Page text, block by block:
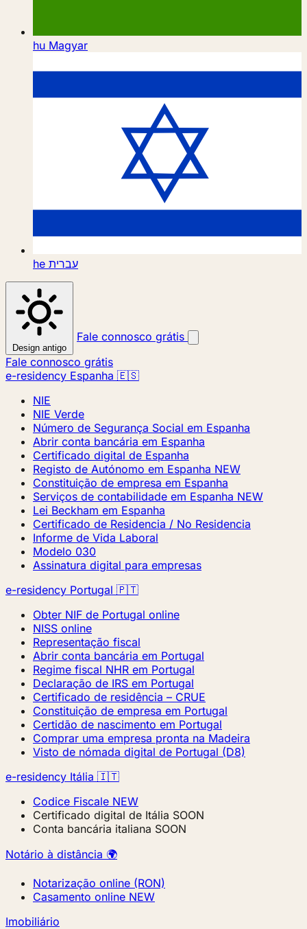
hu Magyar
he עברית
Design antigo
Fale connosco grátis
Fale connosco grátis
e-residency Espanha 🇪🇸
NIE
NIE Verde
Número de Segurança Social em Espanha
Abrir conta bancária em Espanha
Certificado digital de Espanha
Registo de Autónomo em Espanha NEW
Constituição de empresa em Espanha
Serviços de contabilidade em Espanha NEW
Lei Beckham em Espanha
Certificado de Residencia / No Residencia
Informe de Vida Laboral
Modelo 030
Assinatura digital para empresas
e-residency Portugal 🇵🇹
Obter NIF de Portugal online
NISS online
Representação fiscal
Abrir conta bancária em Portugal
Regime fiscal NHR em Portugal
Declaração de IRS em Portugal
Certificado de residência – CRUE
Constituição de empresa em Portugal
Certidão de nascimento em Portugal
Comprar uma empresa pronta na Madeira
Visto de nómada digital de Portugal (D8)
e-residency Itália 🇮🇹
Codice Fiscale NEW
Certificado digital de Itália SOON
Conta bancária italiana SOON
Notário à distância 🌍
Notarização online (RON)
Casamento online NEW
Imobiliário